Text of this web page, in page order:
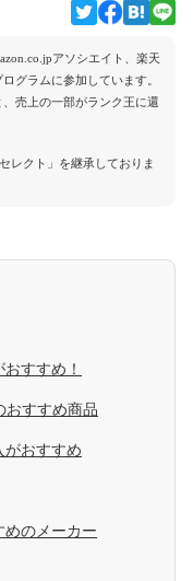
アソシエイト、楽天
グラムに参加しています。
売上の一部がランク王に還
レクト」を継承しておりま
すすめ！
おすすめ商品
がおすすめ
めのメーカー